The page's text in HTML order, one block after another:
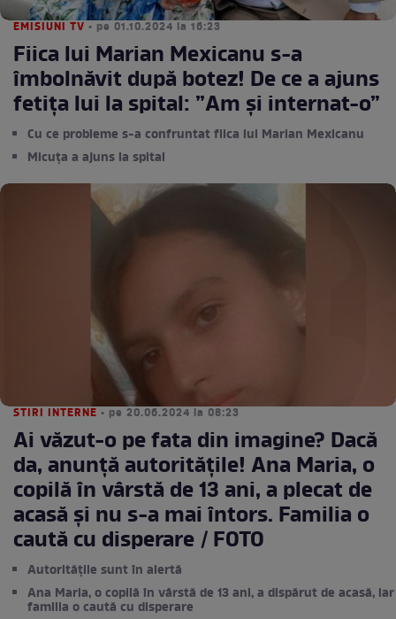
EMISIUNI TV • pe 01.10.2024 la 16:23
Fiica lui Marian Mexicanu s-a
îmbolnăvit după botez! De ce a ajuns
fetița lui la spital: ”Am și internat-o”
Cu ce probleme s-a confruntat fiica lui Marian Mexicanu
Micuța a ajuns la spital
STIRI INTERNE • pe 20.06.2024 la 08:23
Ai văzut-o pe fata din imagine? Dacă
da, anunță autoritățile! Ana Maria, o
copilă în vârstă de 13 ani, a plecat de
acasă şi nu s-a mai întors. Familia o
caută cu disperare / FOTO
Autoritățile sunt în alertă
Ana Maria, o copilă în vârstă de 13 ani, a dispărut de acasă, iar
familia o caută cu disperare